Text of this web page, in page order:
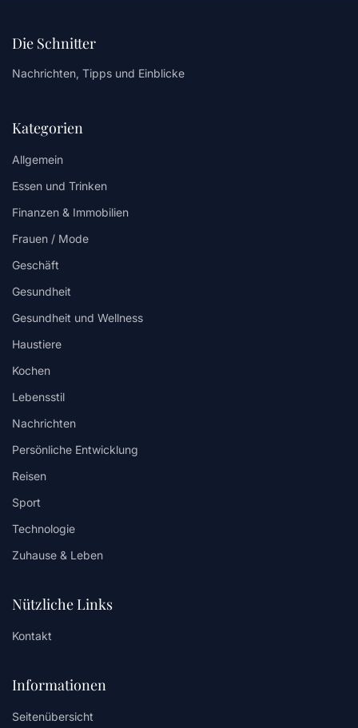
Die Schnitter
Nachrichten, Tipps und Einblicke
Kategorien
Allgemein
Essen und Trinken
Finanzen & Immobilien
Frauen / Mode
Geschäft
Gesundheit
Gesundheit und Wellness
Haustiere
Kochen
Lebensstil
Nachrichten
Persönliche Entwicklung
Reisen
Sport
Technologie
Zuhause & Leben
Nützliche Links
Kontakt
Informationen
Seitenübersicht